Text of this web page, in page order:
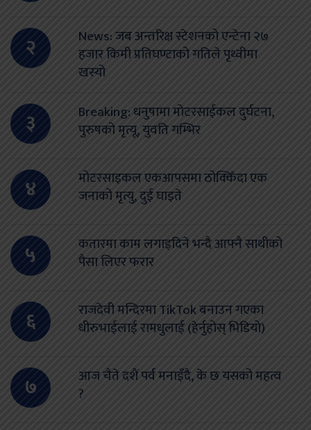
२
News: जब अन्तरिक्ष स्टेशनको एन्टेना २७
हजार किमी प्रतिघण्टाको गतिले पृथ्वीमा
खस्यो
३
Breaking: धनुषामा मोटरसाईकल दुर्घटना,
पुरुषको मृत्यू, युवति गम्भिर
४
मोटरसाइकल एकआपसमा ठोक्किँदा एक
जनाको मृत्यु, दुई घाइते
५
कतारमा काम लगाइदिने भन्दै आफ्नै साथीको
पैसा लिएर फरार
६
राजदेवी मन्दिरमा TikTok बनाउन गएका
धीरुभाईलाई रामधुलाई (हेर्नुहोस् भिडियो)
७
आज चैते दशैं पर्व मनाइँदै, के छ यसको महत्व
?